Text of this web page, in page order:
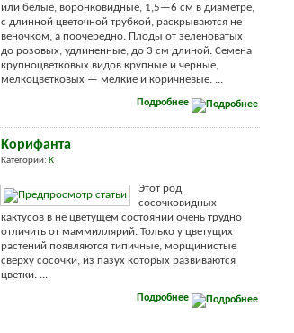
или белые, воронковидные, 1,5—6 см в диаметре,
с длинной цветочной трубкой, раскрываются не
веночком, а поочередно. Плоды от зеленоватых
до розовых, удлиненные, до 3 см длиной. Семена
крупноцветковых видов крупные и черные,
мелкоцветковых — мелкие и коричневые. ...
Подробнее
Корифанта
Категории: К
Этот род
сосочковидных
кактусов в не цветущем состоянии очень трудно
отличить от маммиллярий. Только у цветущих
растений появляются типичные, морщинистые
сверху сосочки, из пазух которых развиваются
цветки. ...
Подробнее